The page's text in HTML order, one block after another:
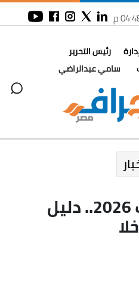
رئيس التحرير
سامي عبدالراضي
تنسيق الجامعات 2026.. دليل